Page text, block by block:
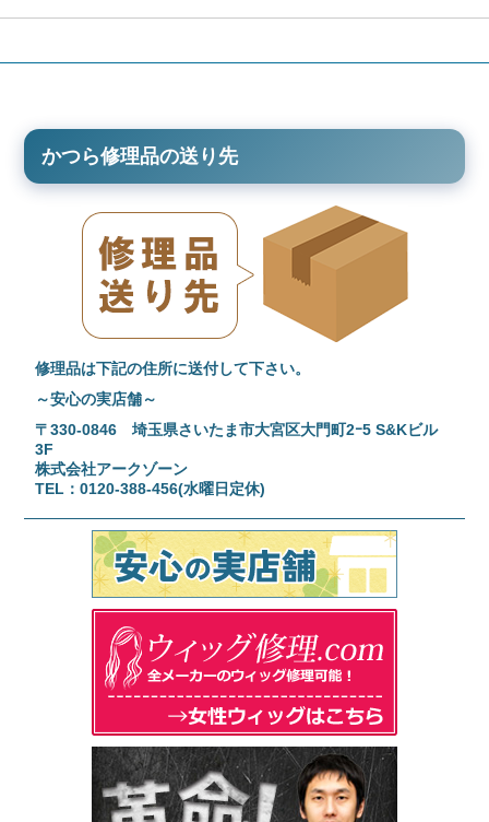
かつら修理品の送り先
修理品は下記の住所に送付して下さい。
～安心の実店舗～
〒330-0846 埼玉県さいたま市大宮区大門町2ｰ5 S&Kビル
3F
株式会社アークゾーン
TEL：0120-388-456(水曜日定休)